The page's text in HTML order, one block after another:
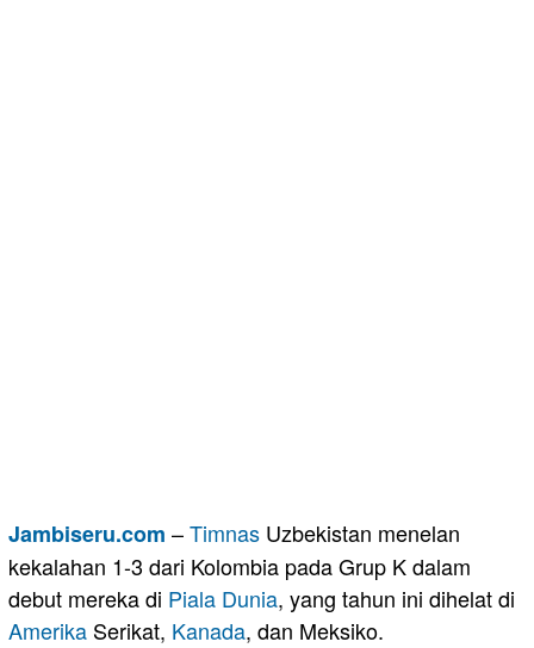
Jambiseru.com –Timnas Uzbekistan menelan
kekalahan 1-3 dari Kolombia pada Grup K dalam
debut mereka di Piala Dunia, yang tahun ini dihelat di
Amerika Serikat, Kanada, dan Meksiko.